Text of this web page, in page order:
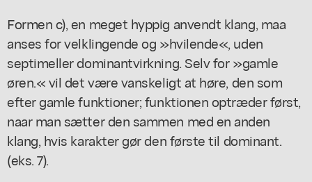
Formen c), en meget hyppig anvendt klang, maa
anses for velklingende og »hvilende«, uden
septimeller dominantvirkning. Selv for »gamle
øren.« vil det være vanskeligt at høre, den som
efter gamle funktioner; funktionen optræder først,
naar man sætter den sammen med en anden
klang, hvis karakter gør den første til dominant.
(eks. 7).